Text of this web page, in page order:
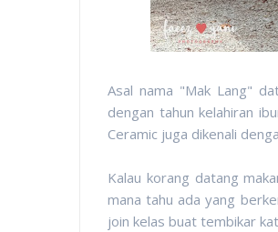
Asal nama "Mak Lang"
dengan tahun kelahiran
Ceramic juga dikenali
Kalau korang datang
mana tahu ada yang
join kelas buat tembikar